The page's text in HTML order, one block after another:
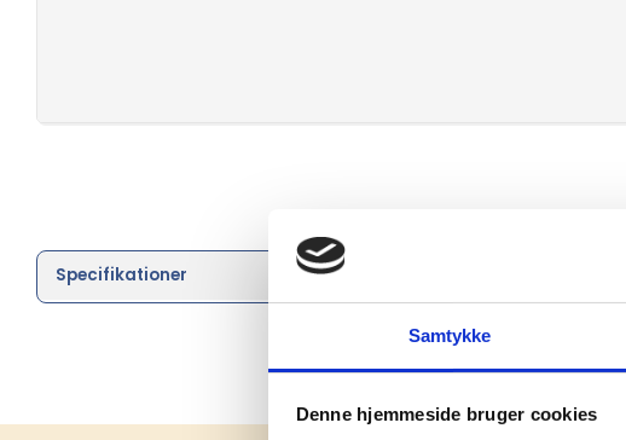
Samtykke
Denne hjemmeside bruger cookies
Specifikationer